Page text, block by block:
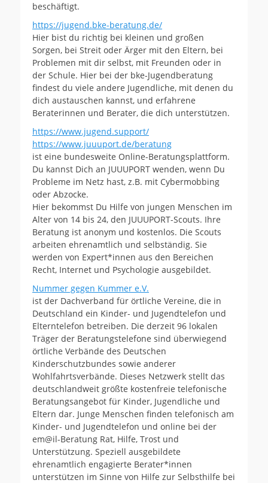
beschäftigt.
https://jugend.bke-beratung.de/
Hier bist du richtig bei kleinen und großen
Sorgen, bei Streit oder Ärger mit den Eltern, bei
Problemen mit dir selbst, mit Freunden oder in
der Schule. Hier bei der bke-Jugendberatung
findest du viele andere Jugendliche, mit denen du
dich austauschen kannst, und erfahrene
Beraterinnen und Berater, die dich unterstützen.
https://www.jugend.support/
https://www.juuuport.de/beratung
ist eine bundesweite Online-Beratungsplattform.
Du kannst Dich an JUUUPORT wenden, wenn Du
Probleme im Netz hast, z.B. mit Cybermobbing
oder Abzocke.
Hier bekommst Du Hilfe von jungen Menschen im
Alter von 14 bis 24, den JUUUPORT-Scouts. Ihre
Beratung ist anonym und kostenlos. Die Scouts
arbeiten ehrenamtlich und selbständig. Sie
werden von Expert*innen aus den Bereichen
Recht, Internet und Psychologie ausgebildet.
Nummer gegen Kummer e.V.
ist der Dachverband für örtliche Vereine, die in
Deutschland ein Kinder- und Jugendtelefon und
Elterntelefon betreiben. Die derzeit 96 lokalen
Träger der Beratungstelefone sind überwiegend
örtliche Verbände des Deutschen
Kinderschutzbundes sowie anderer
Wohlfahrtsverbände. Dieses Netzwerk stellt das
deutschlandweit größte kostenfreie telefonische
Beratungsangebot für Kinder, Jugendliche und
Eltern dar. Junge Menschen finden telefonisch am
Kinder- und Jugendtelefon und online bei der
em@il-Beratung Rat, Hilfe, Trost und
Unterstützung. Speziell ausgebildete
ehrenamtlich engagierte Berater*innen
unterstützen im Sinne von Hilfe zur Selbsthilfe bei